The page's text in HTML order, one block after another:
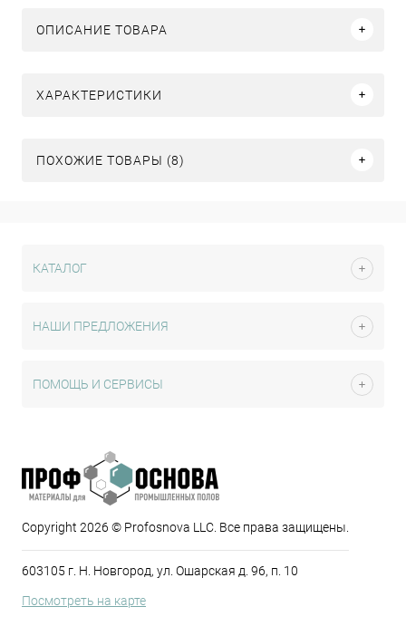
ОПИСАНИЕ ТОВАРА
ХАРАКТЕРИСТИКИ
ПОХОЖИЕ ТОВАРЫ (8)
КАТАЛОГ
НАШИ ПРЕДЛОЖЕНИЯ
ПОМОЩЬ И СЕРВИСЫ
Copyright 2026 © Profosnova LLC. Все права защищены.
603105 г. Н. Новгород, ул. Ошарская д. 96, п. 10
Посмотреть на карте